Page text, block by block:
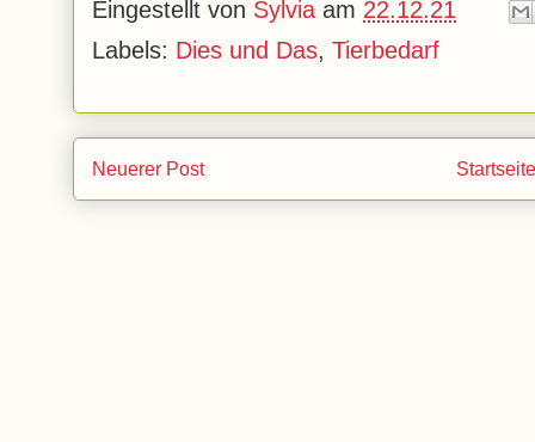
Eingestellt von Sylvia am 22.12.21
Labels: Dies und Das, Tierbedarf
Neuerer Post Startseite